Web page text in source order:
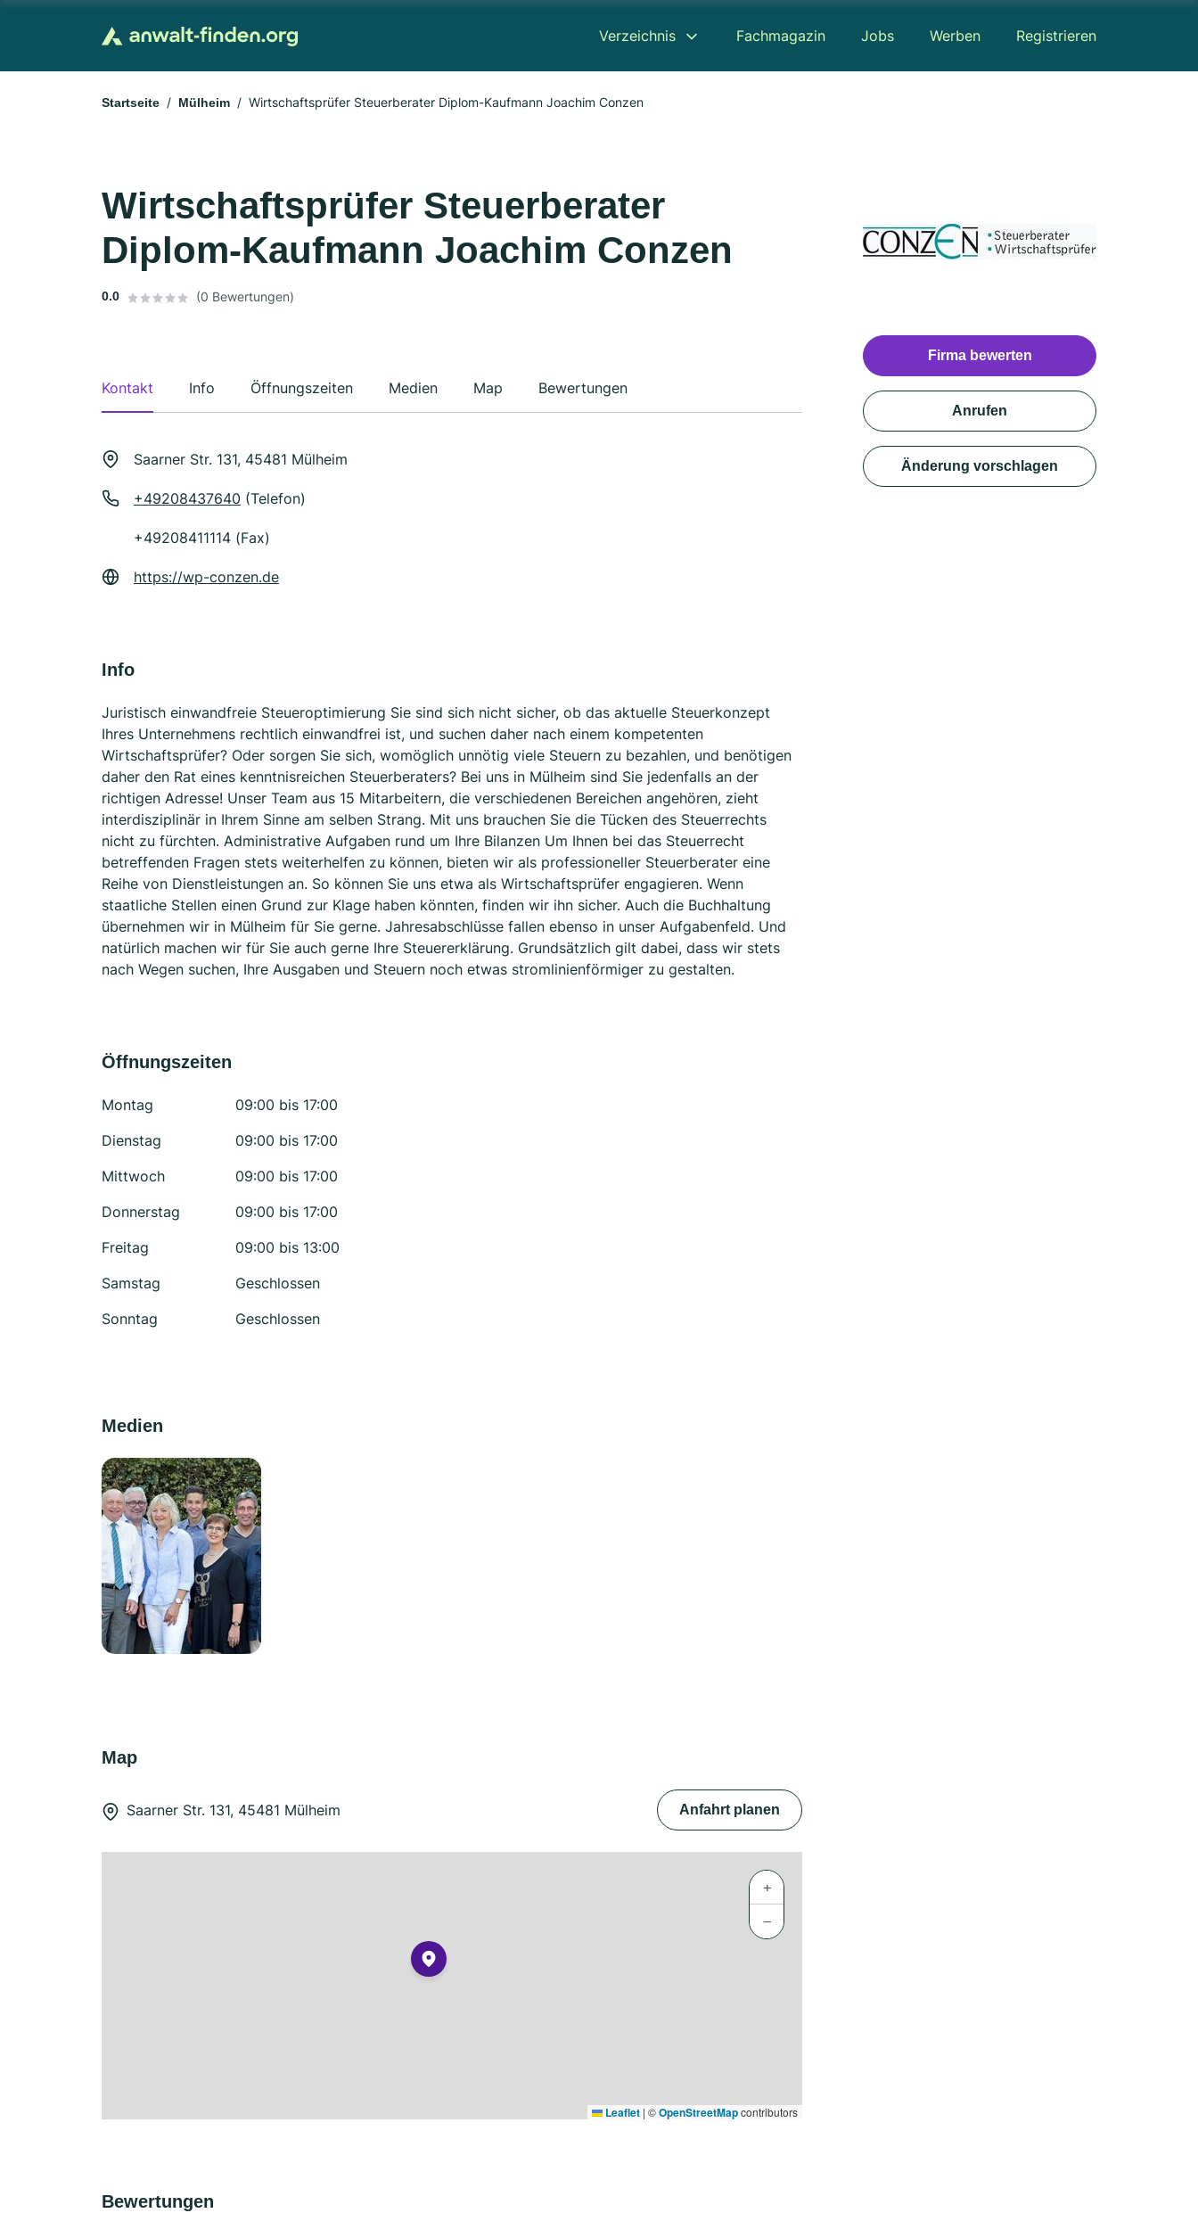
Verzeichnis Fachmagazin Jobs Werben Registrieren
Startseite Mülheim Wirtschaftsprüfer Steuerberater Diplom-Kaufmann Joachim Conzen
Wirtschaftsprüfer Steuerberater
Diplom-Kaufmann Joachim Conzen
0.0 (0 Bewertungen)
Kontakt Info Öffnungszeiten Medien Map Bewertungen
Saarner Str. 131, 45481 Mülheim
+49208437640 (Telefon)
+49208411114 (Fax)
https://wp-conzen.de
Info
Juristisch einwandfreie Steueroptimierung Sie sind sich nicht sicher, ob das aktuelle Steuerkonzept
Ihres Unternehmens rechtlich einwandfrei ist, und suchen daher nach einem kompetenten
Wirtschaftsprüfer? Oder sorgen Sie sich, womöglich unnötig viele Steuern zu bezahlen, und benötigen
daher den Rat eines kenntnisreichen Steuerberaters? Bei uns in Mülheim sind Sie jedenfalls an der
richtigen Adresse! Unser Team aus 15 Mitarbeitern, die verschiedenen Bereichen angehören, zieht
interdisziplinär in Ihrem Sinne am selben Strang. Mit uns brauchen Sie die Tücken des Steuerrechts
nicht zu fürchten. Administrative Aufgaben rund um Ihre Bilanzen Um Ihnen bei das Steuerrecht
betreffenden Fragen stets weiterhelfen zu können, bieten wir als professioneller Steuerberater eine
Reihe von Dienstleistungen an. So können Sie uns etwa als Wirtschaftsprüfer engagieren. Wenn
staatliche Stellen einen Grund zur Klage haben könnten, finden wir ihn sicher. Auch die Buchhaltung
übernehmen wir in Mülheim für Sie gerne. Jahresabschlüsse fallen ebenso in unser Aufgabenfeld. Und
natürlich machen wir für Sie auch gerne Ihre Steuererklärung. Grundsätzlich gilt dabei, dass wir stets
nach Wegen suchen, Ihre Ausgaben und Steuern noch etwas stromlinienförmiger zu gestalten.
Öffnungszeiten
Montag
09:00 bis 17:00
Dienstag
09:00 bis 17:00
Mittwoch
09:00 bis 17:00
Donnerstag
09:00 bis 17:00
Freitag
09:00 bis 13:00
Samstag
Geschlossen
Sonntag
Geschlossen
Medien
Map
Saarner Str. 131, 45481 Mülheim Anfahrt planen
+
−
Leaflet | ©OpenStreetMapcontributors
Bewertungen
Firma bewerten
Anrufen
Änderung vorschlagen